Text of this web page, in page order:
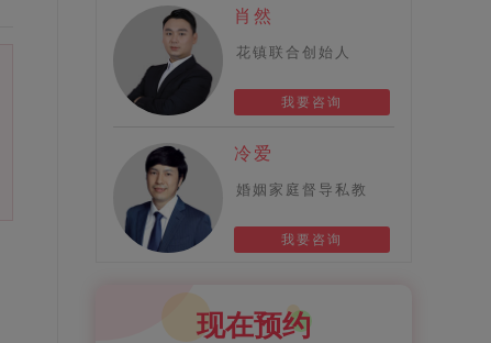
肖然
花镇联合创始人
我要咨询
冷爱
婚姻家庭督导私教
我要咨询
现在预约